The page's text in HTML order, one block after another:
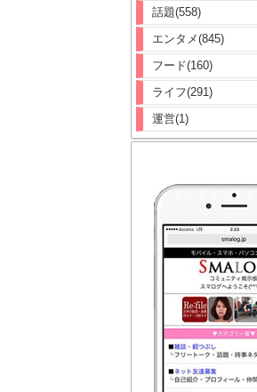
話題(558)
エンタメ(845)
フード(160)
ライフ(291)
運営(1)